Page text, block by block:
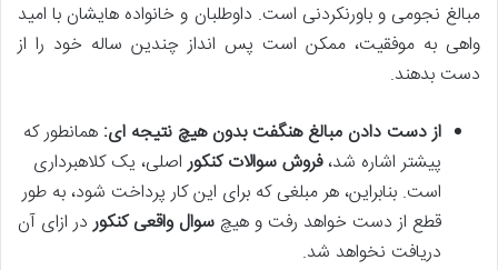
مبالغ نجومی و باورنکردنی است. داوطلبان و خانواده هایشان با امید
واهی به موفقیت، ممکن است پس انداز چندین ساله خود را از
دست بدهند.
از دست دادن مبالغ هنگفت بدون هیچ نتیجه ای: همانطور که
پیشتر اشاره شد،فروش سوالات کنکوراصلی، یک کلاهبرداری
است. بنابراین، هر مبلغی که برای این کار پرداخت شود، به طور
قطع از دست خواهد رفت و هیچ سوال واقعی کنکوردر ازای آن
دریافت نخواهد شد.